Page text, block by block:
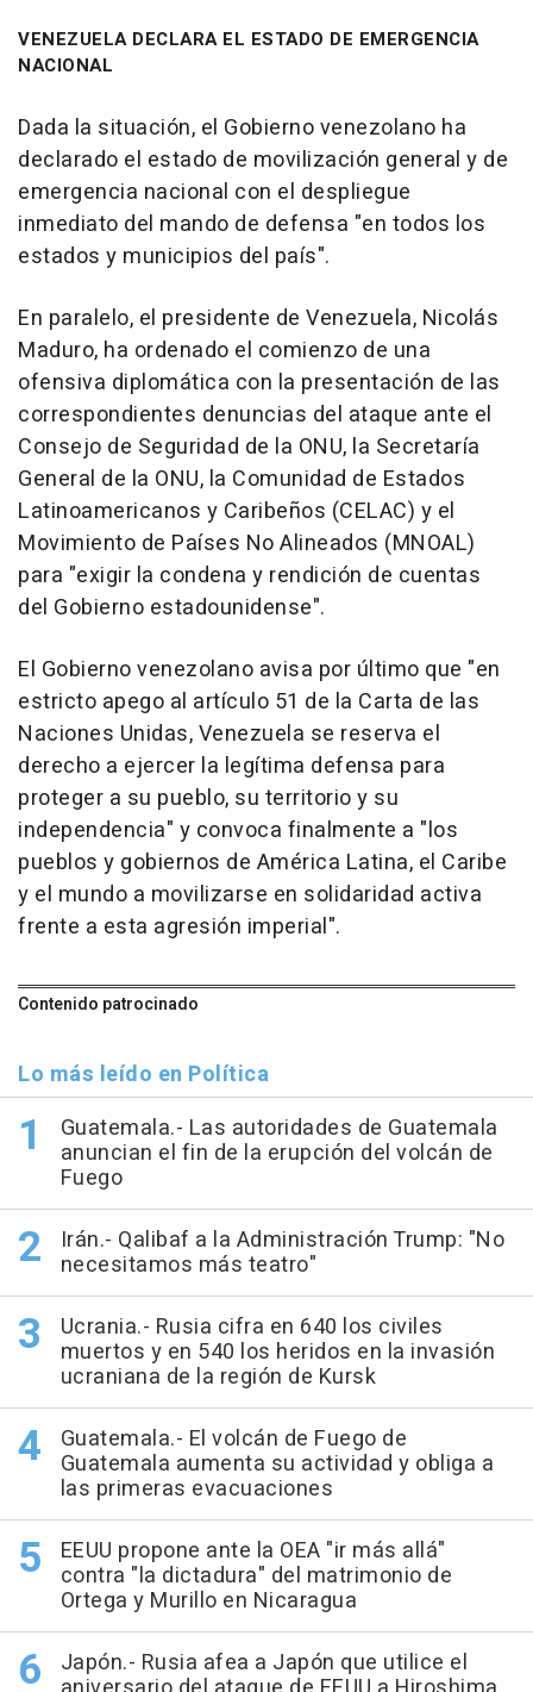
VENEZUELA DECLARA EL ESTADO DE EMERGENCIA
NACIONAL
Dada la situación, el Gobierno venezolano ha
declarado el estado de movilización general y de
emergencia nacional con el despliegue
inmediato del mando de defensa "en todos los
estados y municipios del país".
En paralelo, el presidente de Venezuela, Nicolás
Maduro, ha ordenado el comienzo de una
ofensiva diplomática con la presentación de las
correspondientes denuncias del ataque ante el
Consejo de Seguridad de la ONU, la Secretaría
General de la ONU, la Comunidad de Estados
Latinoamericanos y Caribeños (CELAC) y el
Movimiento de Países No Alineados (MNOAL)
para "exigir la condena y rendición de cuentas
del Gobierno estadounidense".
El Gobierno venezolano avisa por último que "en
estricto apego al artículo 51 de la Carta de las
Naciones Unidas, Venezuela se reserva el
derecho a ejercer la legítima defensa para
proteger a su pueblo, su territorio y su
independencia" y convoca finalmente a "los
pueblos y gobiernos de América Latina, el Caribe
y el mundo a movilizarse en solidaridad activa
frente a esta agresión imperial".
Contenido patrocinado
Lo más leído en Política
Guatemala.- Las autoridades de Guatemala
anuncian el fin de la erupción del volcán de
Fuego
Irán.- Qalibaf a la Administración Trump: "No
necesitamos más teatro"
Ucrania.- Rusia cifra en 640 los civiles
muertos y en 540 los heridos en la invasión
ucraniana de la región de Kursk
Guatemala.- El volcán de Fuego de
Guatemala aumenta su actividad y obliga a
las primeras evacuaciones
EEUU propone ante la OEA "ir más allá"
contra "la dictadura" del matrimonio de
Ortega y Murillo en Nicaragua
Japón.- Rusia afea a Japón que utilice el